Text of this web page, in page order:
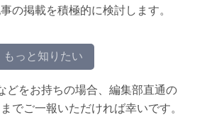
の掲載を積極的に検討します。
もっと知りたい
どをお持ちの場合、編集部直通の
でご一報いただければ幸いです。